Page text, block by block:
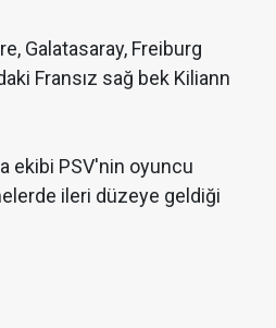
Galatasaray, Freiburg
Fransız sağ bek Kiliann
ekibi PSV'nin oyuncu
ileri düzeye geldiği